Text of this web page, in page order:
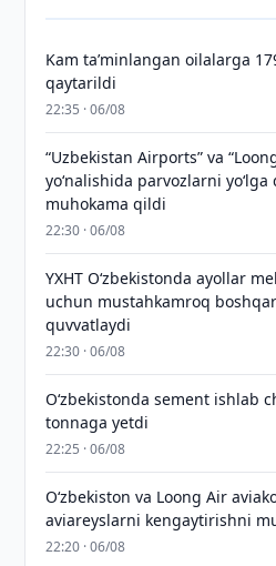
Kam taʼminlangan oilalarga
qaytarildi
22:35 · 06/08
“Uzbekistan Airports” va
yo‘nalishida parvozlarni yo‘lga
muhokama qildi
22:30 · 06/08
YXHT O‘zbekistonda ayollar
uchun mustahkamroq
quvvatlaydi
22:30 · 06/08
O‘zbekistonda sement ishlab
tonnaga yetdi
22:25 · 06/08
Oʻzbekiston va Loong Air
aviareyslarni kengaytirishni
22:20 · 06/08